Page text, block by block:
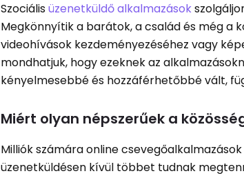
Szociálisüzenetküldő alkalmazások
Megkönnyítik a barátok, a család és még a
videohívások kezdeményezéséhez vagy
mondhatjuk, hogy ezeknek az
kényelmesebbé és hozzáférhetőbbé vált,
Miért olyan népszerűek a
Milliók számára online
üzenetküldésen kívül többet tudnak